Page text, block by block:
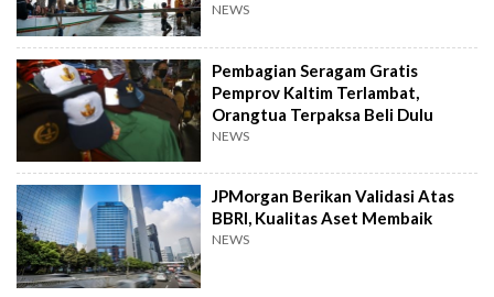
NEWS
Pembagian Seragam Gratis
Pemprov Kaltim Terlambat,
Orangtua Terpaksa Beli Dulu
NEWS
JPMorgan Berikan Validasi Atas
BBRI, Kualitas Aset Membaik
NEWS